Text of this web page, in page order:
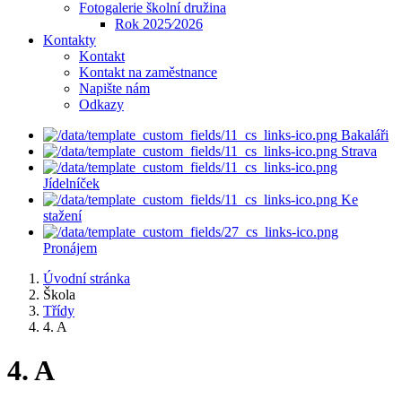
Fotogalerie školní družina
Rok 2025⁄2026
Kontakty
Kontakt
Kontakt na zaměstnance
Napište nám
Odkazy
Bakaláři
Strava
Jídelníček
Ke
stažení
Pronájem
Úvodní stránka
Škola
Třídy
4. A
4. A